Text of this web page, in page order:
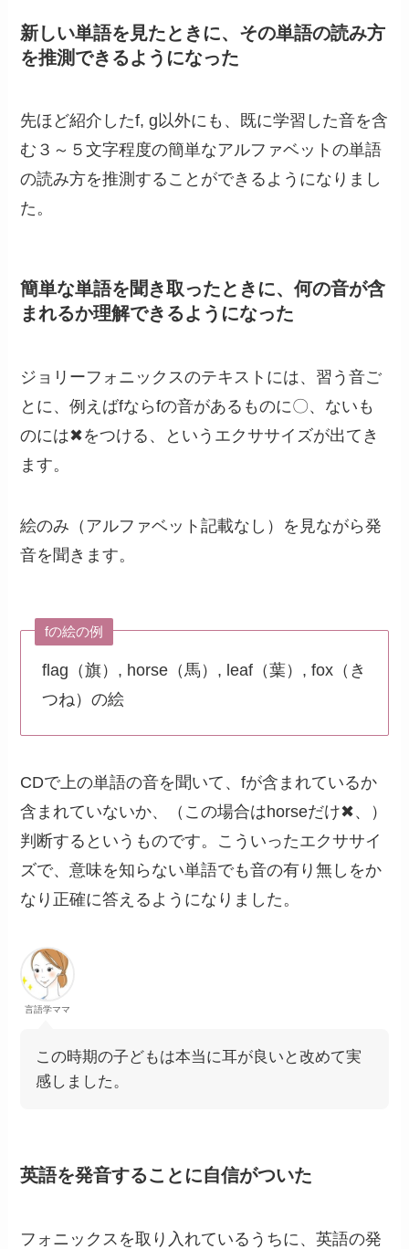
新しい単語を見たときに、その単語の読み方
を推測できるようになった
先ほど紹介したf, g以外にも、既に学習した音を含
む３～５文字程度の簡単なアルファベットの単語
の読み方を推測することができるようになりまし
た。
簡単な単語を聞き取ったときに、何の音が含
まれるか理解できるようになった
ジョリーフォニックスのテキストには、習う音ご
とに、例えばfならfの音があるものに〇、ないも
のには✖をつける、というエクササイズが出てき
ます。
絵のみ（アルファベット記載なし）を見ながら発
音を聞きます。
fの絵の例
flag（旗）, horse（馬）, leaf（葉）, fox（き
つね）の絵
CDで上の単語の音を聞いて、fが含まれているか
含まれていないか、（この場合はhorseだけ✖、）
判断するというものです。こういったエクササイ
ズで、意味を知らない単語でも音の有り無しをか
なり正確に答えるようになりました。
言語学ママ
この時期の子どもは本当に耳が良いと改めて実
感しました。
英語を発音することに自信がついた
フォニックスを取り入れているうちに、英語の発